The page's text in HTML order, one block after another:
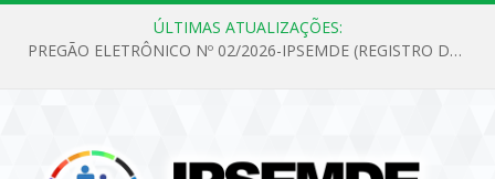
ÚLTIMAS ATUALIZAÇÕES:
PREGÃO ELETRÔNICO Nº 02/2026-IPSEMDE (REGISTRO DE PREÇOS PARA FUTURA E EVENTUAL AQUISIÇÃO DE MATERIAL DE LIMPEZA E GÊNEROS ALIMENTÍCIOS PARA ATENDER AS NECESSIDADES DO INSTITUTO DE PREVIDÊNCIA SOCIAL DOS SERVIDORES MUNICIPAIS DE DOM ELISEU.)